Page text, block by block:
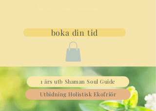
boka din tid
1 års utb Shaman Soul Guide
Utbidning Holistisk Ekofriör